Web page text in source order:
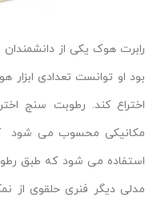
رابرت هوک یکی از
بود او توانست تعدادی
اختراع کند. رطوبت سنج
مکانیکی محسوب می شود که
استفاده می شود که طبق
مدلی دیگر فنری حلقوی از